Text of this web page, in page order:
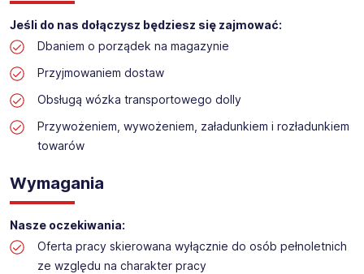
polskich agencji zatrudnienia. W ciągu wielu lat naszej
działalności daliśmy pracę przeszło 50 000 pracowników
w całym kraju. Skutecznie znajdujemy pracowników dla
największych firm, jak również małych rodzinnych
przedsiębiorstw w Polsce. Agencja jest wpisana pod nr
stanowisko:
WYKŁADANIE TOWARU w sklepie kosmetycznym
Lokalizacja:
Jeśli do nas dołączysz będziesz się zajmować:
Dbaniem o porządek na magazynie
Przyjmowaniem dostaw
Obsługą wózka transportowego dolly
Przywożeniem, wywożeniem, załadunkiem i rozładunkiem
towarów
Wymagania
Nasze oczekiwania:
Oferta pracy skierowana wyłącznie do osób pełnoletnich
ze względu na charakter pracy